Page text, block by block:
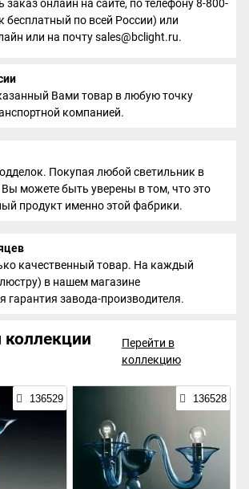
онлайн на сайте, по телефону 8-800-
бесплатный по всей России) или
или на почту sales@bclight.ru.
Вами товар в любую точку
компанией.
Покупая любой светильник в
можете быть уверены в том, что это
продукт именно этой фабрики.
качественный товар. На каждый
в нашем магазине
гарантия завода-производителя.
Перейти в
коллекцию
136529 136528